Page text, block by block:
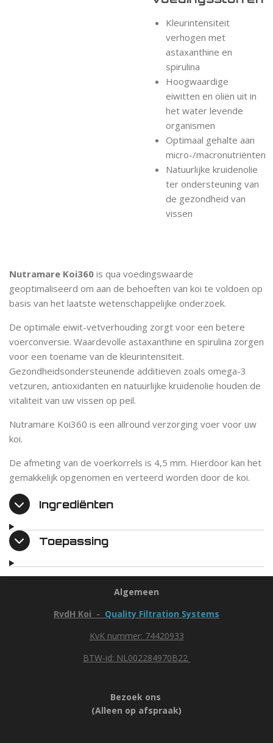
Kleurintensiteit
verhogen met
astaxanthine en
spirulina
Hoogwaardige
eiwitten en oliën uit in
het water levende
organismen
Optimaal gehalte aan
micro-/macronutriënten
Natuurlijke kruidenolie
ter ondersteuning van
de gezondheid van
vissen
Nutramare Koi360 is qua voedingswaarde
geoptimaliseerd om aan de behoeften van koi te voldoen op
basis van het laatste wetenschappelijke onderzoek.
De optimale eiwit-vetverhouding zorgt voor een betere
voerconversie. Waardevolle astaxanthine en spirulina zorgen
voor een toename van de kleurintensiteit.
Gezondheidsondersteunende additieven zoals omega-3
vetzuren, antioxidanten en natuurlijke kruidenolie houden de
vitaliteit van uw vissen op peil.
Nutramare Koi360 is een allround verzorging voer voor uw
koi.
De afmeting van de voerkorrels is 4,5 mm. Hierdoor kan het
gemakkelijk opgenomen en verteerd worden door de koi.
Ingrediënten
Toepassing
Algemeen
RvdH Koi - Quality Filtration Systems
KvK nummer: 74420933
BTW-id: NL002284970B22
Bezoek ons
(Alleen op afspraak)